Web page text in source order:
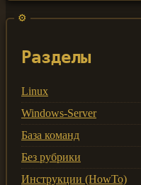
Разделы
Linux
Windows-Server
База команд
Без рубрики
Инструкции (HowTo)